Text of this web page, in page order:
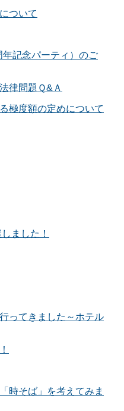
ついて
記念パーティ）のご
律問題Ｑ&Ａ
極度額の定めについて
ました！
ってきました～ホテル
時そば」を考えてみま